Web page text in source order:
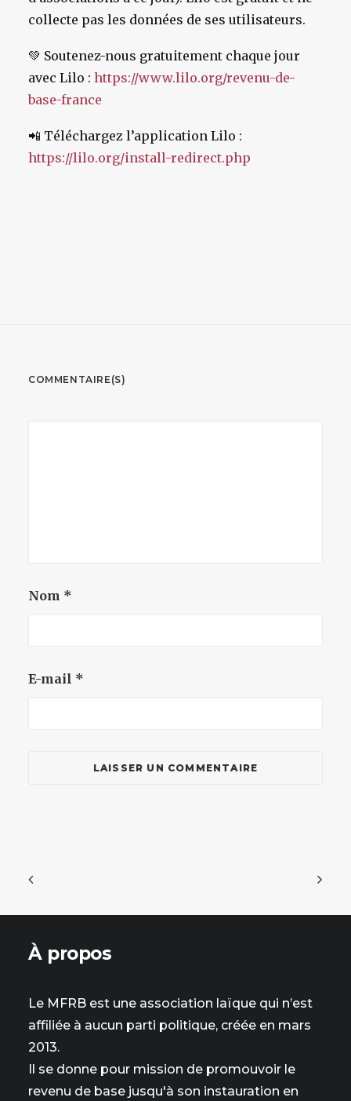
collecte pas les données de ses utilisateurs.
💚 Soutenez-nous gratuitement chaque jour
avec Lilo : https://www.lilo.org/revenu-de-
base-france
📲 Téléchargez l’application Lilo :
https://lilo.org/install-redirect.php
COMMENTAIRE(S)
Nom *
E-mail *
À propos
Le MFRB est une association laïque qui n’est
affiliée à aucun parti politique, créée en mars
2013.
Il se donne pour mission de promouvoir le
revenu de base jusqu'à son instauration en